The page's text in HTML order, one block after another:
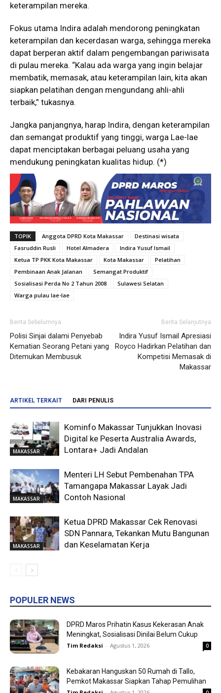
keterampilan mereka.
Fokus utama Indira adalah mendorong peningkatan
keterampilan dan kecerdasan warga, sehingga mereka
dapat berperan aktif dalam pengembangan pariwisata
di pulau mereka. “Kalau ada warga yang ingin belajar
membatik, memasak, atau keterampilan lain, kita akan
siapkan pelatihan dengan mengundang ahli-ahli
terbaik,” tukasnya.
Jangka panjangnya, harap Indira, dengan keterampilan
dan semangat produktif yang tinggi, warga Lae-lae
dapat menciptakan berbagai peluang usaha yang
mendukung peningkatan kualitas hidup. (*)
TOPIK Anggota DPRD Kota Makassar
Destinasi wisata
Fasruddin Rusli
Hotel Almadera
Indira Yusuf Ismail
Ketua TP PKK Kota Makassar
Kota Makassar
Pelatihan
Pembinaan Anak Jalanan
Semangat Produktif
Sosialisasi Perda No 2 Tahun 2008
Sulawesi Selatan
Warga pulau lae-lae
Berita Sebelumnya
Polisi Sinjai dalami Penyebab
Kematian Seorang Petani yang
Ditemukan Membusuk
Berita Selanjutnya
Indira Yusuf Ismail Apresiasi
Royco Hadirkan Pelatihan dan
Kompetisi Memasak di
Makassar
ARTIKEL TERKAIT DARI PENULIS
MAKASSAR
Kominfo Makassar Tunjukkan Inovasi
Digital ke Peserta Australia Awards,
Lontara+ Jadi Andalan
MAKASSAR
Menteri LH Sebut Pembenahan TPA
Tamangapa Makassar Layak Jadi
Contoh Nasional
MAKASSAR
Ketua DPRD Makassar Cek Renovasi
SDN Pannara, Tekankan Mutu Bangunan
dan Keselamatan Kerja
POPULER NEWS
DPRD Maros Prihatin Kasus Kekerasan Anak
Meningkat, Sosialisasi Dinilai Belum Cukup
Tim Redaksi - Agustus 1, 2026 0
Kebakaran Hanguskan 50 Rumah di Tallo,
Pemkot Makassar Siapkan Tahap Pemulihan